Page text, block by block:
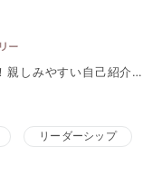
すい自己紹介ゲームのアイデア
リーダーシップ